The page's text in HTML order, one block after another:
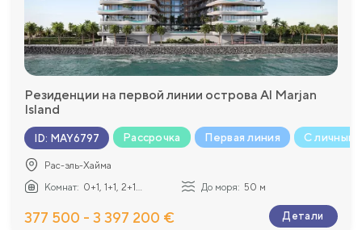
Резиденции на первой линии острова Al Marjan
Island
ID: MAY6797 Рассрочка Первая линия С личным
Рас-эль-Хайма
Комнат: 0+1, 1+1, 2+1... До моря: 50 м
377 500 - 3 397 200 € Детали